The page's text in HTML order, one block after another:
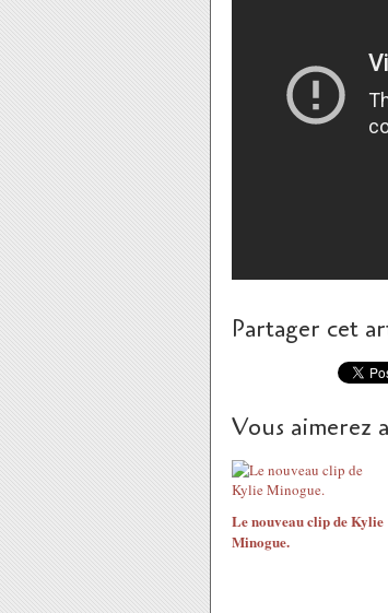
Partager cet
Vous aimerez
Le nouveau clip de Kylie
Minogue.